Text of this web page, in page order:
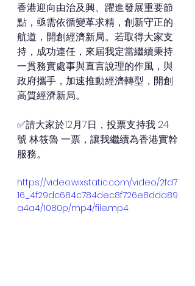
香港迎向由治及興、躍進發展重要節
點，亟需依循變革求精，創新守正的
航道，開創經濟新局。若取得大家支
持，成功連任，來屆我定當繼續秉持
一貫務實處事與直言說理的作風，與
政府攜手，加速推動經濟轉型，開創
高質經濟新局。
✅請大家於12月7日，投票支持我 24
號 林筱魯 一票，讓我繼續為香港實幹
服務。
https://video.wixstatic.com/video/2fd7
16_4f29dc684c784dec8f726e8dda89
a4a4/1080p/mp4/file.mp4